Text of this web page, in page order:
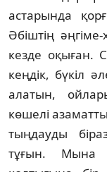
астар­ында
Әбіш­тің
кезде оқыған.
кеңдік, бүкіл
алатын,
көшелі
тыңдауды
тұғын. Мына